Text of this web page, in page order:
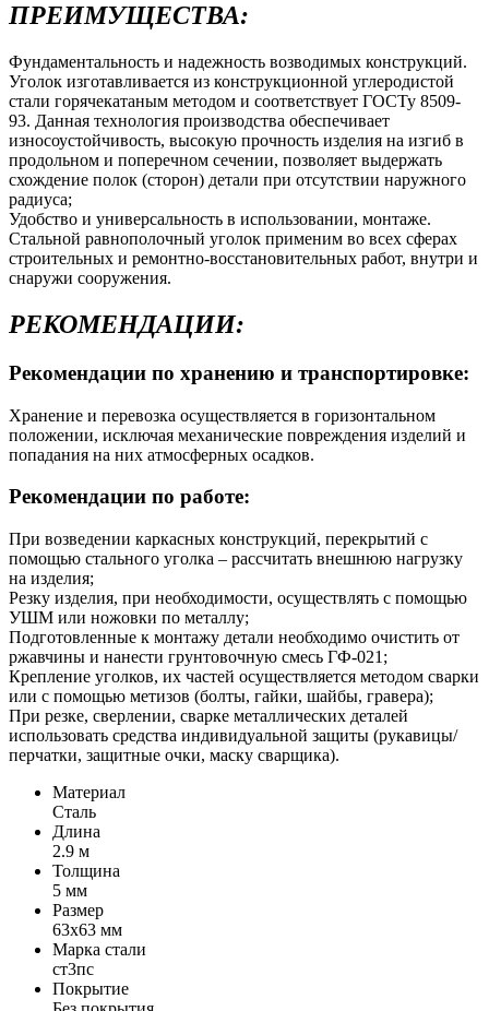
ПРЕИМУЩЕСТВА:
Фундаментальность и надежность возводимых конструкций.
Уголок изготавливается из конструкционной углеродистой
стали горячекатаным методом и соответствует ГОСТу 8509-
93. Данная технология производства обеспечивает
износоустойчивость, высокую прочность изделия на изгиб в
продольном и поперечном сечении, позволяет выдержать
схождение полок (сторон) детали при отсутствии наружного
радиуса;
Удобство и универсальность в использовании, монтаже.
Стальной равнополочный уголок применим во всех сферах
строительных и ремонтно-восстановительных работ, внутри и
снаружи сооружения.
РЕКОМЕНДАЦИИ:
Рекомендации по хранению и транспортировке:
Хранение и перевозка осуществляется в горизонтальном
положении, исключая механические повреждения изделий и
попадания на них атмосферных осадков.
Рекомендации по работе:
При возведении каркасных конструкций, перекрытий с
помощью стального уголка – рассчитать внешнюю нагрузку
на изделия;
Резку изделия, при необходимости, осуществлять с помощью
УШМ или ножовки по металлу;
Подготовленные к монтажу детали необходимо очистить от
ржавчины и нанести грунтовочную смесь ГФ-021;
Крепление уголков, их частей осуществляется методом сварки
или с помощью метизов (болты, гайки, шайбы, гравера);
При резке, сверлении, сварке металлических деталей
использовать средства индивидуальной защиты (рукавицы/
перчатки, защитные очки, маску сварщика).
Материал
Сталь
Длина
2.9 м
Толщина
5 мм
Размер
63х63 мм
Марка стали
ст3пс
Покрытие